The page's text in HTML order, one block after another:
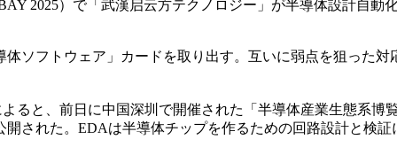
2025）で「武漢启云方テクノロジー」が半導体設計自
ソフトウェア」カードを取り出す。互いに弱点を狙った
ると、前日に中国深圳で開催された「半導体産業生態系博
された。EDAは半導体チップを作るための回路設計と検